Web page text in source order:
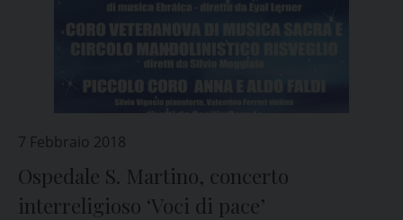
7 Febbraio 2018
Ospedale S. Martino, concerto
interreligioso ‘Voci di pace’